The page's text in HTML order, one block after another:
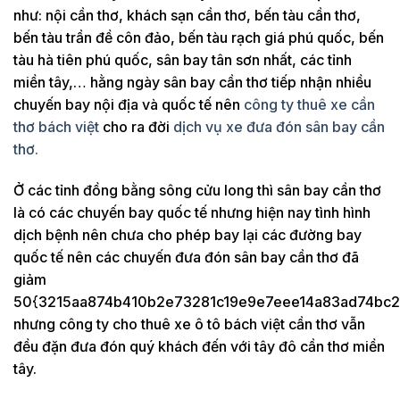
như: nội cần thơ, khách sạn cần thơ, bến tàu cần thơ,
bến tàu trần đề côn đảo, bến tàu rạch giá phú quốc, bến
tàu hà tiên phú quốc, sân bay tân sơn nhất, các tỉnh
miền tây,… hằng ngày sân bay cần thơ tiếp nhận nhiều
chuyến bay nội địa và quốc tế nên công ty thuê xe cần
thơ bách việt cho ra đời dịch vụ xe đưa đón sân bay cần
thơ.
Ở các tỉnh đồng bằng sông cửu long thì sân bay cần thơ
là có các chuyến bay quốc tế nhưng hiện nay tình hình
dịch bệnh nên chưa cho phép bay lại các đường bay
quốc tế nên các chuyến đưa đón sân bay cần thơ đã
giảm
nhưng công ty cho thuê xe ô tô bách việt cần thơ vẫn
đều đặn đưa đón quý khách đến với tây đô cần thơ miền
tây.